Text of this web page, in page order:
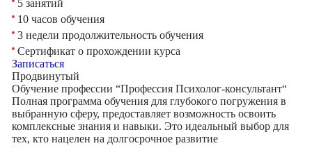
5 занятий
10 часов обучения
3 недели продолжительность обучения
Сертификат о прохождении курса
Записаться
Продвинутый
Обучение профессии “Профессия Психолог-консультант“
Полная программа обучения для глубокого погружения в
выбранную сферу, предоставляет возможность освоить
комплексные знания и навыки. Это идеальный выбор для
тех, кто нацелен на долгосрочное развитие